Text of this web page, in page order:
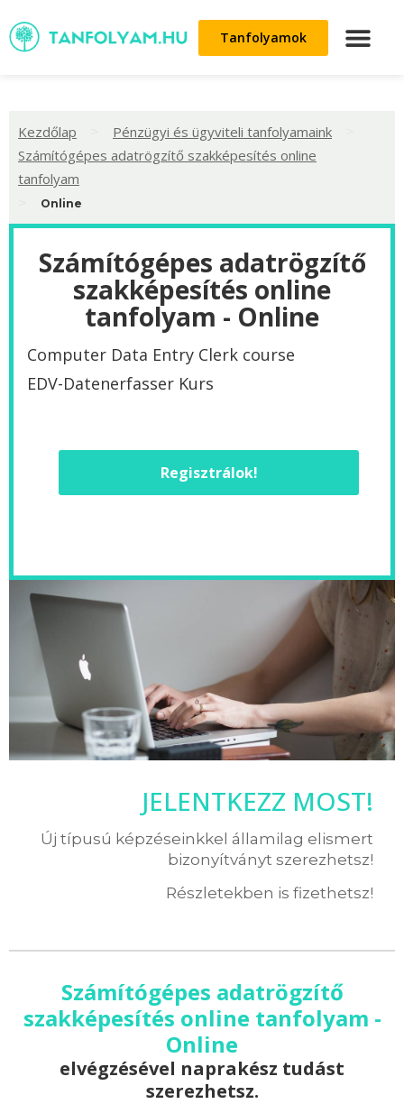
Tanfolyamok
Kezdőlap Pénzügyi és ügyviteli tanfolyamaink
Számítógépes adatrögzítő szakképesítés online
tanfolyam
Online
Számítógépes adatrögzítő
szakképesítés online
tanfolyam - Online
Computer Data Entry Clerk course
EDV-Datenerfasser Kurs
Regisztrálok!
JELENTKEZZ MOST!
Új típusú képzéseinkkel államilag elismert
bizonyítványt szerezhetsz!
Részletekben is fizethetsz!
Számítógépes adatrögzítő
szakképesítés online tanfolyam -
Online
elvégzésével naprakész tudást
szerezhetsz.